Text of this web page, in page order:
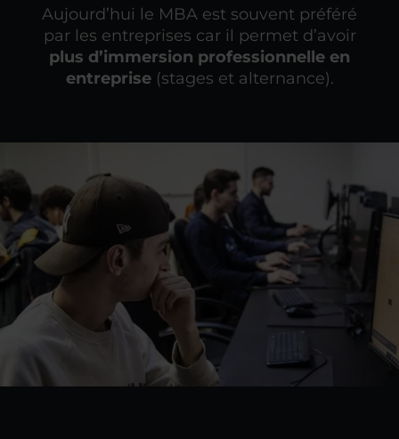
Aujourd’hui le MBA est souvent préféré
par les entreprises car il permet d’avoir
plus d’immersion professionnelle en
entreprise(stages et alternance).